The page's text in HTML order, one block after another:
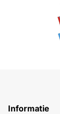
Informatie